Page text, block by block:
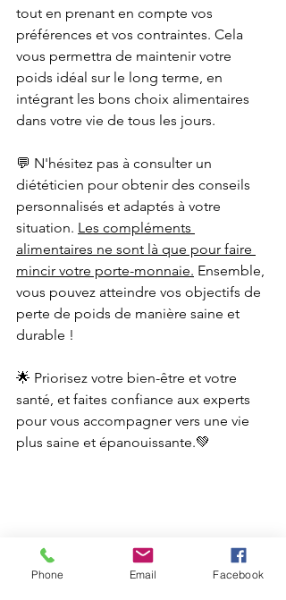
tout en prenant en compte vos
préférences et vos contraintes. Cela
vous permettra de maintenir votre
poids idéal sur le long terme, en
intégrant les bons choix alimentaires
dans votre vie de tous les jours.
💬 N'hésitez pas à consulter un
diététicien pour obtenir des conseils
personnalisés et adaptés à votre
situation. Les compléments
alimentaires ne sont là que pour faire
mincir votre porte-monnaie. Ensemble,
vous pouvez atteindre vos objectifs de
perte de poids de manière saine et
durable !
🌟 Priorisez votre bien-être et votre
santé, et faites confiance aux experts
pour vous accompagner vers une vie
plus saine et épanouissante.💚
Phone Email Facebook